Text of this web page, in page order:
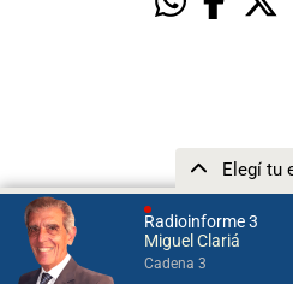
Radioinforme 3
Miguel Clariá
Cadena 3
Elegí tu